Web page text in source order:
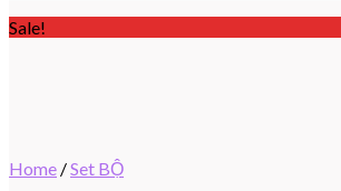
Sale!
Home /Set BỘ